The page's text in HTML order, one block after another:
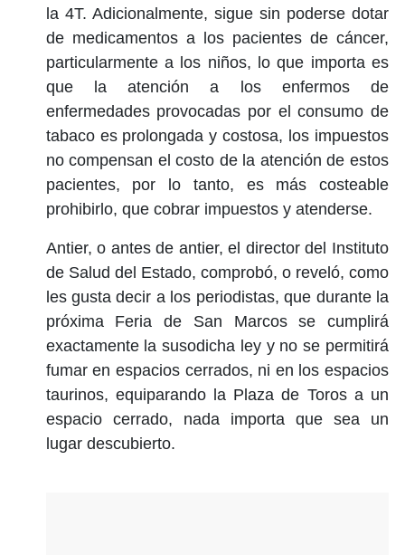
la 4T. Adicionalmente, sigue sin poderse dotar
de medicamentos a los pacientes de cáncer,
particularmente a los niños, lo que importa es
que la atención a los enfermos de
enfermedades provocadas por el consumo de
tabaco es prolongada y costosa, los impuestos
no compensan el costo de la atención de estos
pacientes, por lo tanto, es más costeable
prohibirlo, que cobrar impuestos y atenderse.
Antier, o antes de antier, el director del Instituto
de Salud del Estado, comprobó, o reveló, como
les gusta decir a los periodistas, que durante la
próxima Feria de San Marcos se cumplirá
exactamente la susodicha ley y no se permitirá
fumar en espacios cerrados, ni en los espacios
taurinos, equiparando la Plaza de Toros a un
espacio cerrado, nada importa que sea un
lugar descubierto.